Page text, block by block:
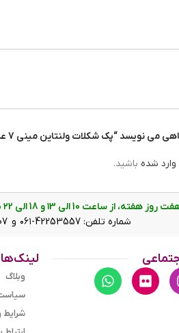
می نویسد “پک شکلات ولنتاین مینی 7 عددی”
وارد شده باشید.
روز هفته، از ساعت 10 الی ۱3 و 18 الی ۲2 پاسخگوی شما هستیم.
شماره تلفن: 42253557-۰۶۱ و 09011606807
وبلاگ
شرایط